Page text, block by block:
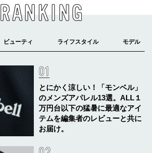
RANKING
とにかく涼しい！「モンベル」
のメンズアパレル13選。ALL１
万円台以下の猛暑に最適なアイ
テムを編集者のレビューと共に
お届け。